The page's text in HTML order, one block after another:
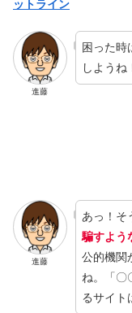
ットライン
進藤
困った時
しようね
進藤
あっ！そ
騙すよう
公的機関
ね。「〇
るサイト